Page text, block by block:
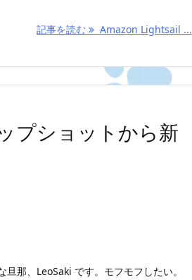
記事を読む Amazon Lightsail ...
プショットから新
那、LeoSaki です。モフモフしたい。